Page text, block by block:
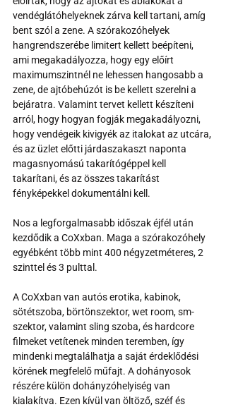
vendéglátóhelyeknek zárva kell tartani, amíg
bent szól a zene. A szórakozóhelyek
hangrendszerébe limitert kellett beépíteni,
ami megakadályozza, hogy egy előírt
maximumszintnél ne lehessen hangosabb a
zene, de ajtóbehúzót is be kellett szerelni a
bejáratra. Valamint tervet kellett készíteni
arról, hogy hogyan fogják megakadályozni,
hogy vendégeik kivigyék az italokat az utcára,
és az üzlet előtti járdaszakaszt naponta
magasnyomású takarítógéppel kell
takarítani, és az összes takarítást
fényképekkel dokumentálni kell.
Nos a legforgalmasabb időszak éjfél után
kezdődik a CoXxban. Maga a szórakozóhely
egyébként több mint 400 négyzetméteres, 2
szinttel és 3 pulttal.
A CoXxban van autós erotika, kabinok,
sötétszoba, börtönszektor, wet room, sm-
szektor, valamint sling szoba, és hardcore
filmeket vetítenek minden teremben, így
mindenki megtalálhatja a saját érdeklődési
körének megfelelő műfajt. A dohányosok
részére külön dohányzóhelyiség van
kialakítva. Ezen kívül van öltöző, széf és